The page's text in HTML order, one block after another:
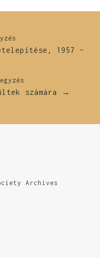
1957 –
számára →
Archives